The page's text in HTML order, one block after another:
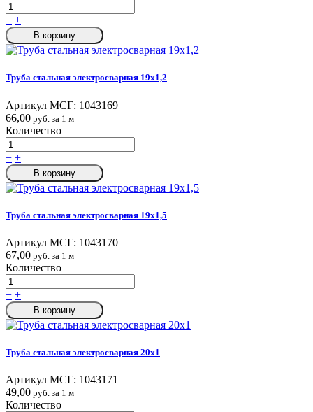
− +
В корзину
Труба стальная электросварная 19x1,2
Артикул МСГ: 1043169
66,00 руб. за 1 м
Количество
− +
В корзину
Труба стальная электросварная 19x1,5
Артикул МСГ: 1043170
67,00 руб. за 1 м
Количество
− +
В корзину
Труба стальная электросварная 20x1
Артикул МСГ: 1043171
49,00 руб. за 1 м
Количество